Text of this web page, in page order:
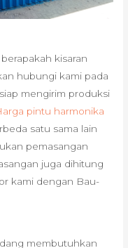
kisaran
hubungi kami pada
mengirim produksi
pintu harmonika
satu sama lain
pemasangan
juga dihitung
kami dengan Bau-
membutuhkan